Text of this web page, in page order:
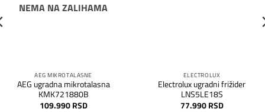
NEMA NA ZALIHAMA
AEG MIKROTALASNE
AEG ugradna mikrotalasna
KMK721880B
109.990 RSD
ELECTROLUX
Electrolux ugradni frižider
LNS5LE18S
77.990 RSD